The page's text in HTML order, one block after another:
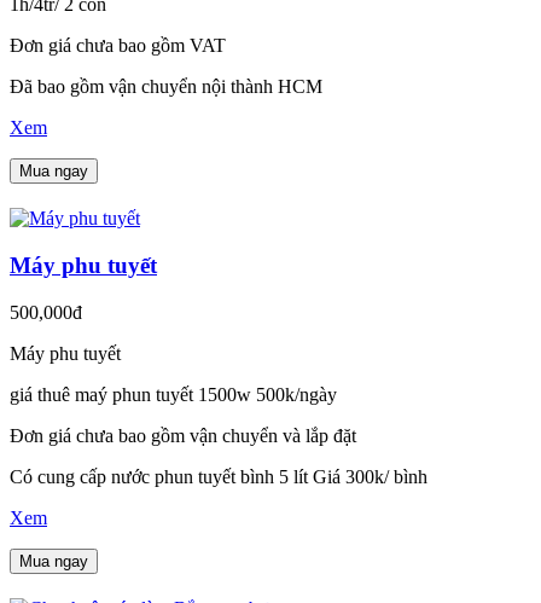
1h/4tr/ 2 con
Đơn giá chưa bao gồm VAT
Đã bao gồm vận chuyển nội thành HCM
Xem
Mua ngay
Máy phu tuyết
500,000đ
Máy phu tuyết
giá thuê maý phun tuyết 1500w 500k/ngày
Đơn giá chưa bao gồm vận chuyển và lắp đặt
Có cung cấp nước phun tuyết bình 5 lít Giá 300k/ bình
Xem
Mua ngay